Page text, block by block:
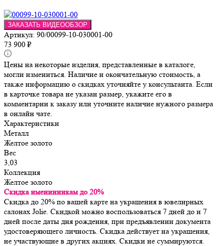
ЗАКАЗАТЬ ВИДЕООБЗОР
Артикул: 90/00099-10-030001-00
73 900 ₽
Цены на некоторые изделия, представленные в каталоге,
могли измениться. Наличие и окончательную стоимость, а
также информацию о скидках уточняйте у консультанта. Если
в карточке товара не указан размер, укажите его в
комментарии к заказу или уточните наличие нужного размера
в онлайн чате.
Характеристики
Металл
Желтое золото
Вес
3,03
Коллекция
Желтое золото
Скидка именинникам до 20%
Скидка до 20% по вашей карте на украшения в ювелирных
салонах Jolie. Скидкой можно воспользоваться 7 дней до и 7
дней после даты дня рождения, при предъявлении документа
удостоверяющего личность. Скидка действует на украшения,
не участвующие в других акциях. Скидки не суммируются.